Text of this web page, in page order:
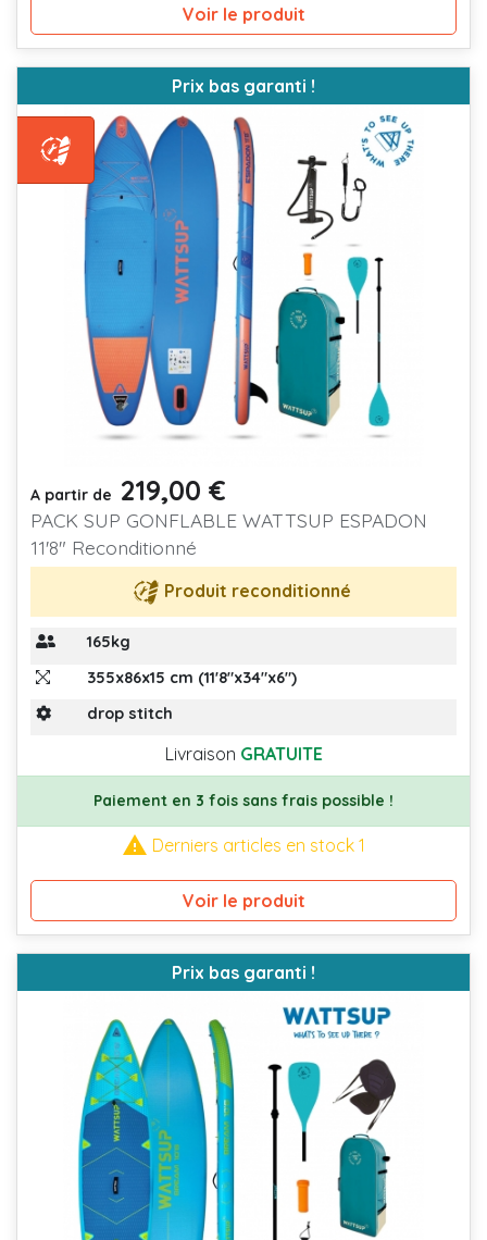
Voir le produit
Prix bas garanti !
Prix
A partir de 219,00 €
PACK SUP GONFLABLE WATTSUP ESPADON
11'8" Reconditionné
Produit reconditionné
165kg
355x86x15 cm (11'8"x34"x6")
drop stitch
Livraison GRATUITE
Paiement en 3 fois sans frais possible !
 Derniers articles en stock 1
Voir le produit
Prix bas garanti !